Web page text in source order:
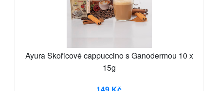
Ayura Skořicové cappuccino s Ganodermou 10 x
15g